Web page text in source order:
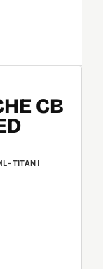
CB
- TITAN |